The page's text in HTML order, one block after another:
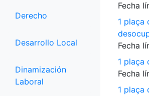
Derecho
Desarrollo Local
Dinamización
Laboral
Fecha
1 plaça
Fecha
1 plaça
Fecha
1 plaça